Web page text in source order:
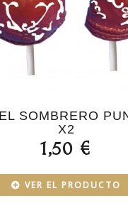
SOMBRERO
X2
1,50 €
VER EL PRODUCTO